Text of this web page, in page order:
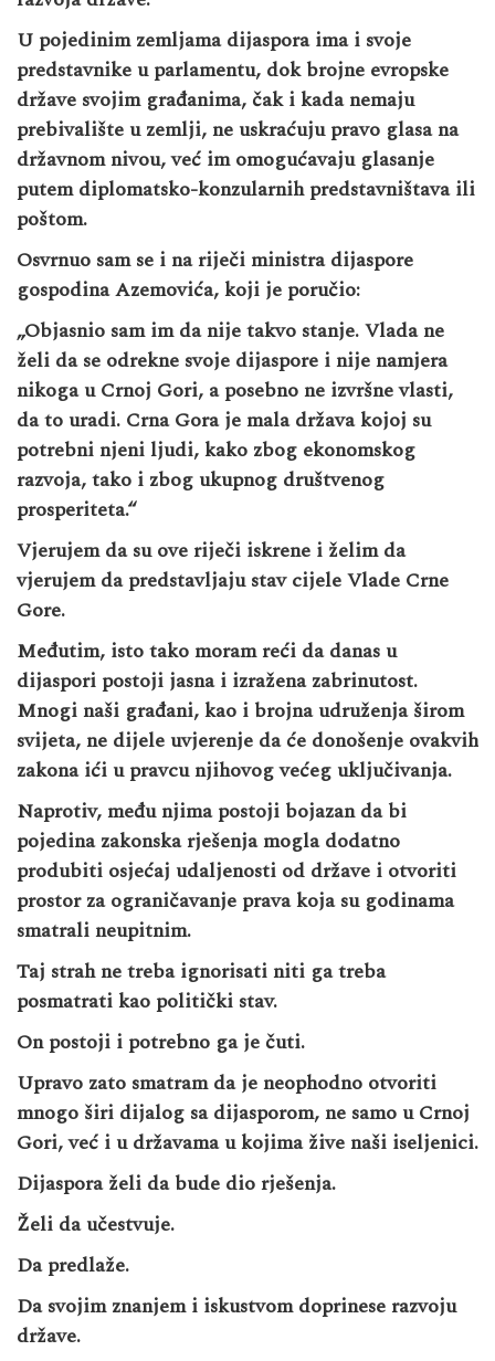
U pojedinim zemljama dijaspora ima i svoje
predstavnike u parlamentu, dok brojne evropske
države svojim građanima, čak i kada nemaju
prebivalište u zemlji, ne uskraćuju pravo glasa na
državnom nivou, već im omogućavaju glasanje
putem diplomatsko-konzularnih predstavništava ili
poštom.
Osvrnuo sam se i na riječi ministra dijaspore
gospodina Azemovića, koji je poručio:
„Objasnio sam im da nije takvo stanje. Vlada ne
želi da se odrekne svoje dijaspore i nije namjera
nikoga u Crnoj Gori, a posebno ne izvršne vlasti,
da to uradi. Crna Gora je mala država kojoj su
potrebni njeni ljudi, kako zbog ekonomskog
razvoja, tako i zbog ukupnog društvenog
prosperiteta.“
Vjerujem da su ove riječi iskrene i želim da
vjerujem da predstavljaju stav cijele Vlade Crne
Gore.
Međutim, isto tako moram reći da danas u
dijaspori postoji jasna i izražena zabrinutost.
Mnogi naši građani, kao i brojna udruženja širom
svijeta, ne dijele uvjerenje da će donošenje ovakvih
zakona ići u pravcu njihovog većeg uključivanja.
Naprotiv, među njima postoji bojazan da bi
pojedina zakonska rješenja mogla dodatno
produbiti osjećaj udaljenosti od države i otvoriti
prostor za ograničavanje prava koja su godinama
smatrali neupitnim.
Taj strah ne treba ignorisati niti ga treba
posmatrati kao politički stav.
On postoji i potrebno ga je čuti.
Upravo zato smatram da je neophodno otvoriti
mnogo širi dijalog sa dijasporom, ne samo u Crnoj
Gori, već i u državama u kojima žive naši iseljenici.
Dijaspora želi da bude dio rješenja.
Želi da učestvuje.
Da predlaže.
Da svojim znanjem i iskustvom doprinese razvoju
države.